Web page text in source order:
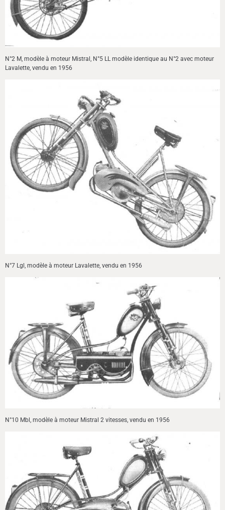
N°2 M, modèle à moteur Mistral, N°5 LL modèle identique au N°2 avec moteur
Lavalette, vendu en 1956
N°7 Lgl, modèle à moteur Lavalette, vendu en 1956
N°10 Mbl, modèle à moteur Mistral 2 vitesses, vendu en 1956